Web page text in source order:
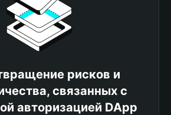
рисков и
связанных с
авторизацией DApp